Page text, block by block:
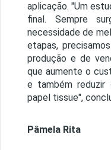
aplicação. "Um
final. Sempre
necessidade de
etapas,
produção e de
que aumente o
e também
papel tissue",
Pâmela Rita